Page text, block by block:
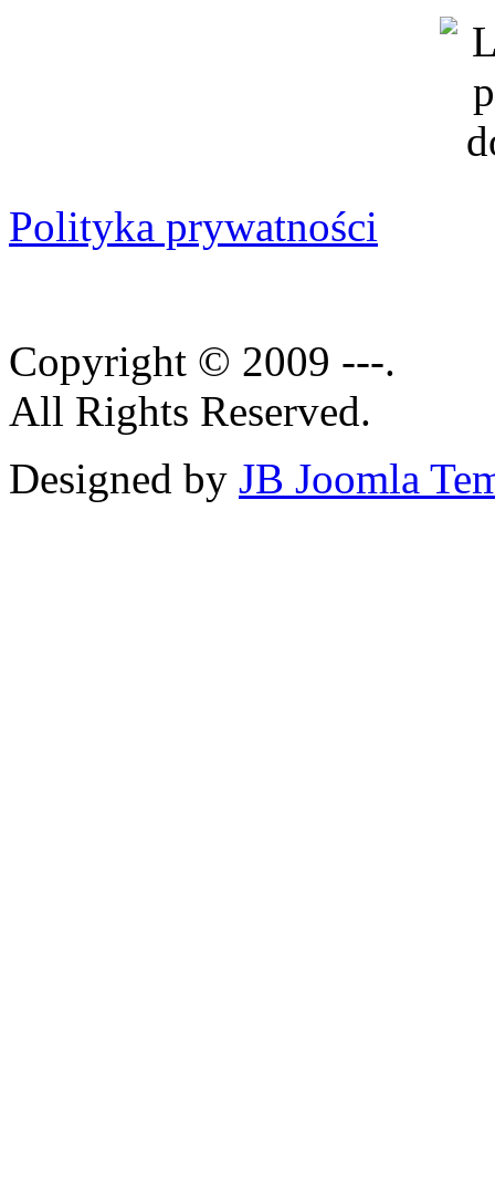
Polityka prywatności
Copyright © 2009 ---.
All Rights Reserved.
Designed by JB Joomla